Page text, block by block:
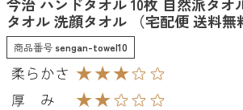
今治 ハンドタオル 10枚 自然派タオ
タオル 洗顔タオル （宅配便 送料無
商品番号 sengan-towel10